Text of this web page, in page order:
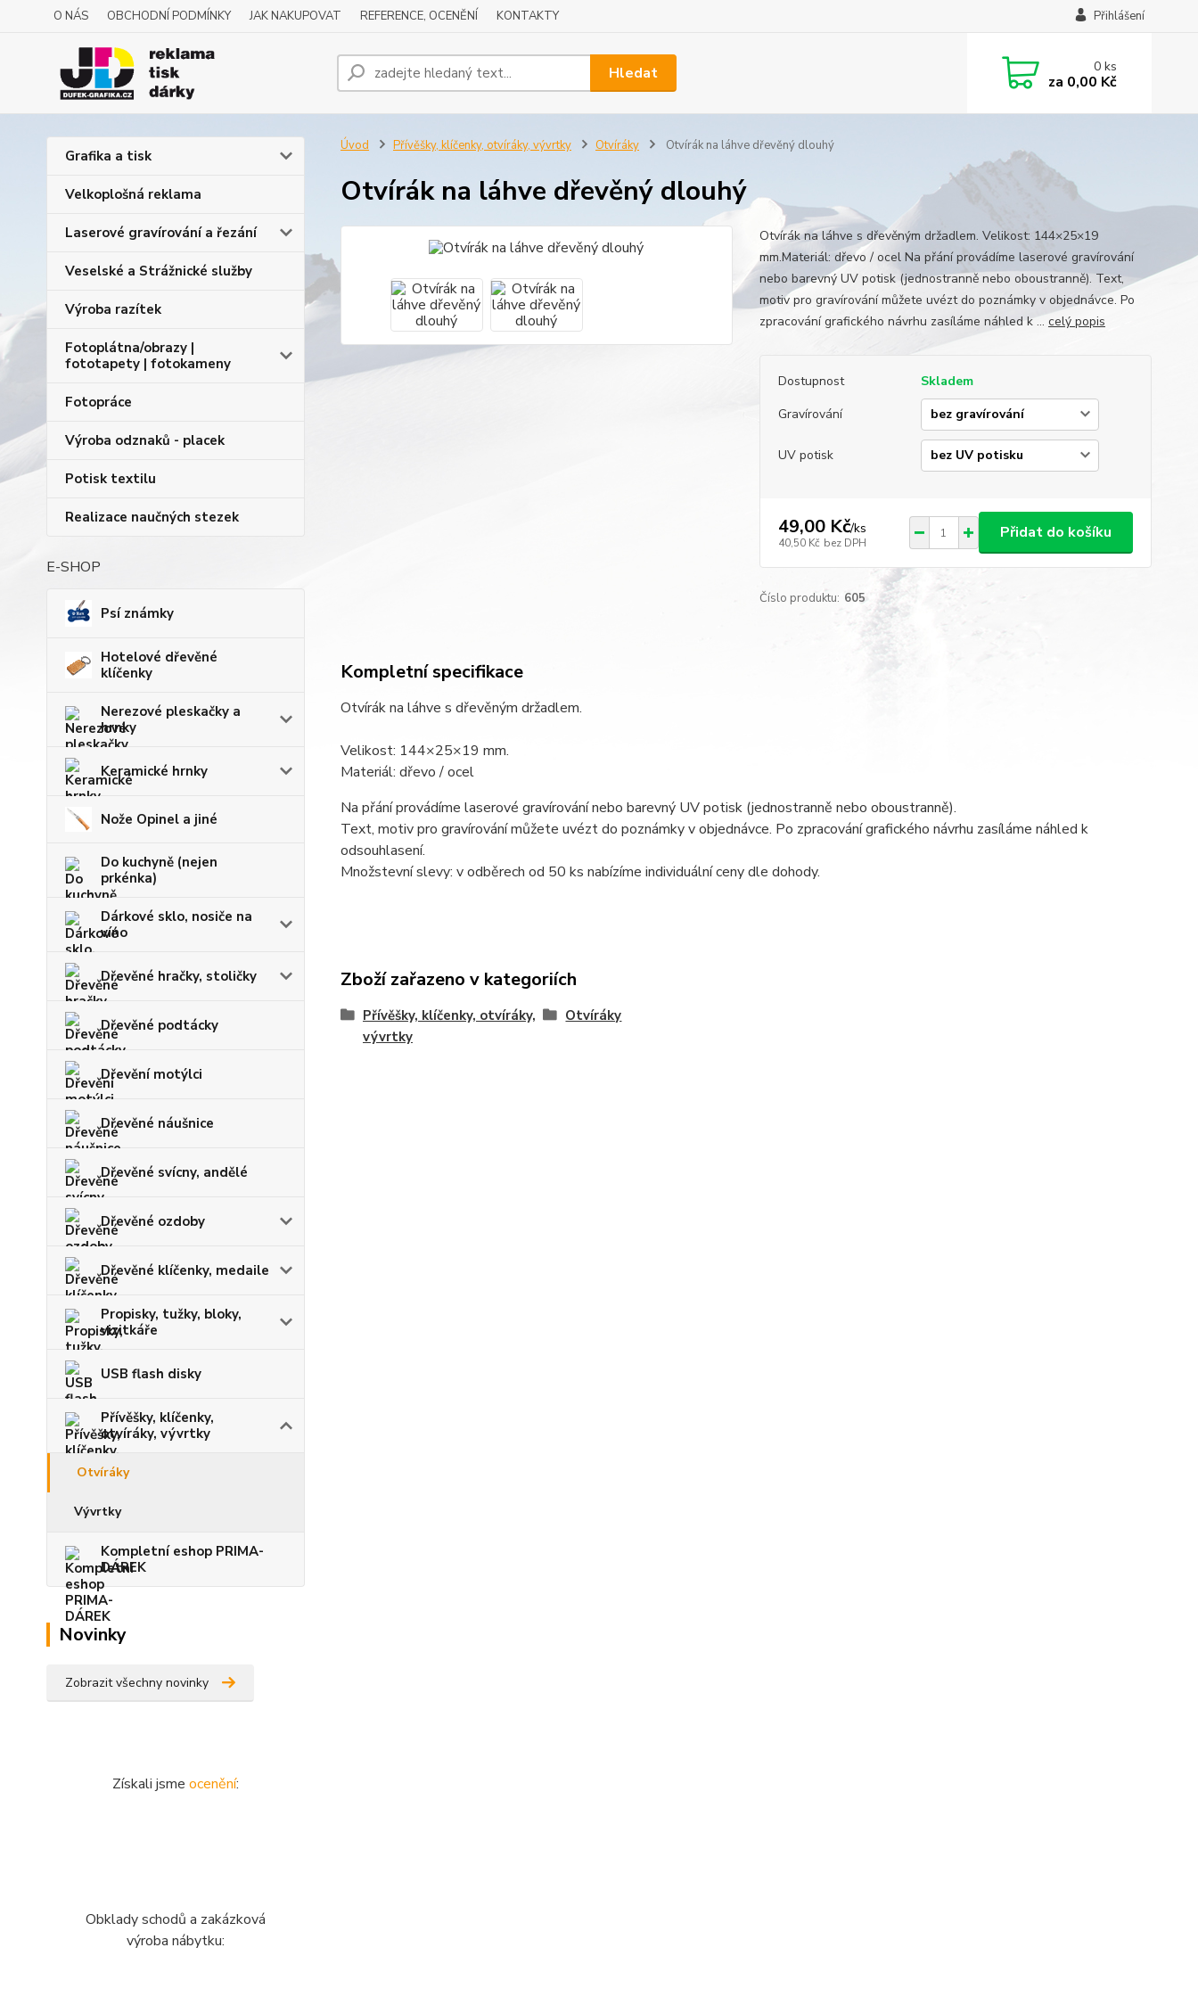
O NÁS OBCHODNÍ PODMÍNKY JAK NAKUPOVAT REFERENCE, OCENĚNÍ KONTAKTY Přihlášení
Hledat 0ks
za 0,00 Kč
Grafika a tisk
Velkoplošná reklama
Laserové gravírování a řezání
Veselské a Strážnické služby
Výroba razítek
Fotoplátna/obrazy |
fototapety | fotokameny
Fotopráce
Výroba odznaků - placek
Potisk textilu
Realizace naučných stezek
E-SHOP
Psí známky
Hotelové dřevěné
klíčenky
Nerezové pleskačky a
hrnky
Keramické hrnky
Nože Opinel a jiné
Do kuchyně (nejen
prkénka)
Dárkové sklo, nosiče na
víno
Dřevěné hračky, stoličky
Dřevěné podtácky
Dřevění motýlci
Dřevěné náušnice
Dřevěné svícny, andělé
Dřevěné ozdoby
Dřevěné klíčenky, medaile
Propisky, tužky, bloky,
vizitkáře
USB flash disky
Přívěšky, klíčenky,
otvíráky, vývrtky
Otvíráky
Vývrtky
Kompletní eshop PRIMA-
DÁREK
Novinky
Zobrazit všechny novinky
Získali jsme ocenění:
Obklady schodů a zakázková
výroba nábytku:
Úvod Přívěšky, klíčenky, otvíráky, vývrtky Otvíráky Otvírák na láhve dřevěný dlouhý
Otvírák na láhve dřevěný dlouhý
Otvírák na láhve s dřevěným držadlem. Velikost: 144×25×19
mm.Materiál: dřevo / ocel Na přání provádíme laserové gravírování
nebo barevný UV potisk (jednostranně nebo oboustranně). Text,
motiv pro gravírování můžete uvézt do poznámky v objednávce. Po
zpracování grafického návrhu zasíláme náhled k ... celý popis
Dostupnost
Skladem
Gravírování
UV potisk
49,00 Kč/ks
40,50 Kč bez DPH
Přidat do košíku
Číslo produktu: 605
Kompletní specifikace
Otvírák na láhve s dřevěným držadlem.
Velikost: 144×25×19 mm.
Materiál: dřevo / ocel
Na přání provádíme laserové gravírování nebo barevný UV potisk (jednostranně nebo oboustranně).
Text, motiv pro gravírování můžete uvézt do poznámky v objednávce. Po zpracování grafického návrhu zasíláme náhled k
odsouhlasení.
Množstevní slevy: v odběrech od 50 ks nabízíme individuální ceny dle dohody.
Zboží zařazeno v kategoriích
Přívěšky, klíčenky, otvíráky,
vývrtky
Otvíráky